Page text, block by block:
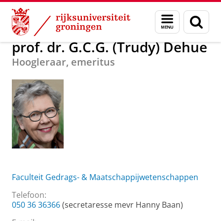
Skip
Content
Skip
Navigation
Menu
en
zoeken
Over ons prof. dr. G.C.G. (Trudy) Dehue
prof. dr. G.C.G. (Trudy) Dehue
Hoogleraar, emeritus
Faculteit Gedrags- & Maatschappijwetenschappen
Telefoon:
050 36 36366(secretaresse mevr Hanny Baan)